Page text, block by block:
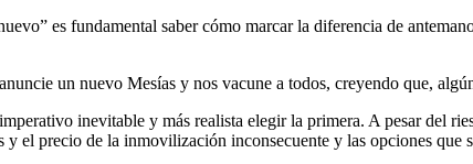
es fundamental saber cómo marcar la diferencia de
un nuevo Mesías y nos vacune a todos, creyendo que,
inevitable y más realista elegir la primera. A pesar del
y el precio de la inmovilización inconsecuente y las opciones